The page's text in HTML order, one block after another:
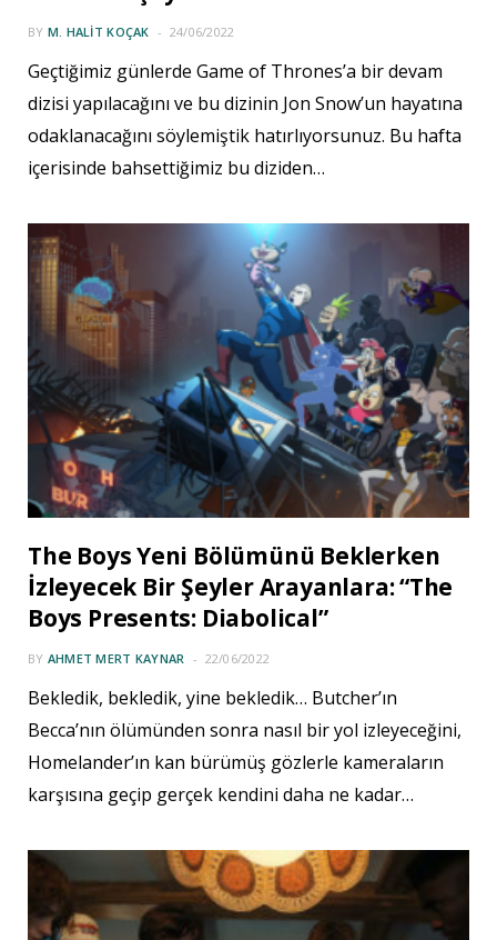
BY M. HALIT KOÇAK 24/06/2022
Geçtiğimiz günlerde Game of Thrones’a bir devam
dizisi yapılacağını ve bu dizinin Jon Snow’un hayatına
odaklanacağını söylemiştik hatırlıyorsunuz. Bu hafta
içerisinde bahsettiğimiz bu diziden…
The Boys Yeni Bölümünü Beklerken
İzleyecek Bir Şeyler Arayanlara: “The
Boys Presents: Diabolical”
BY AHMET MERT KAYNAR 22/06/2022
Bekledik, bekledik, yine bekledik… Butcher’ın
Becca’nın ölümünden sonra nasıl bir yol izleyeceğini,
Homelander’ın kan bürümüş gözlerle kameraların
karşısına geçip gerçek kendini daha ne kadar…